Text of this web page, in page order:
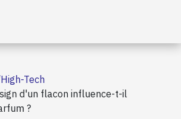
Tech
d'un flacon influence-t-il
?